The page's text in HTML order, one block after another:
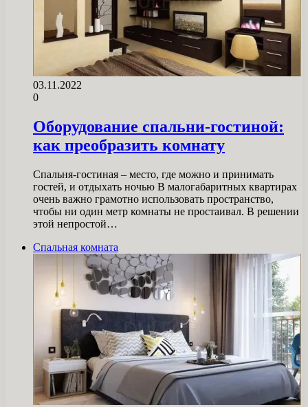
03.11.2022
0
Оборудование спальни-гостиной:
как преобразить комнату
Спальня-гостиная – место, где можно и принимать
гостей, и отдыхать ночью В малогабаритных квартирах
очень важно грамотно использовать пространство,
чтобы ни один метр комнаты не простаивал. В решении
этой непростой…
Спальная комната